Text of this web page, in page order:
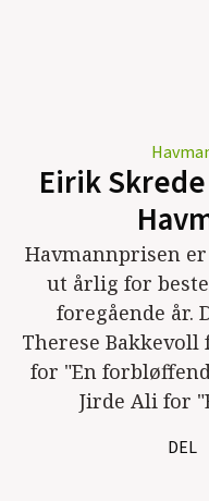
Eirik
Havmannprisen
ut årlig for
foregående år.
Therese
for "En
Jirde Ali for
DEL